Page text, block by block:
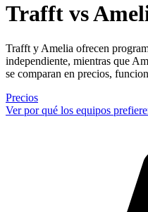
Trafft vs
Trafft y Amelia ofrecen
independiente, mientras que
se comparan en precios,
Precios
Ver por qué los equipos